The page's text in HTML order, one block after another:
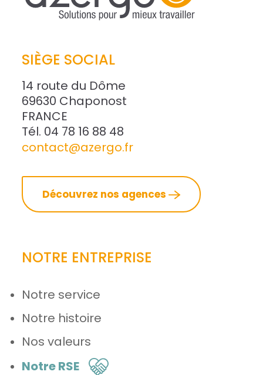
SIÈGE SOCIAL
14 route du Dôme
69630 Chaponost
FRANCE
Tél. 04 78 16 88 48
contact@azergo.fr
Découvrez nos agences
NOTRE ENTREPRISE
Notre service
Notre histoire
Nos valeurs
Notre RSE